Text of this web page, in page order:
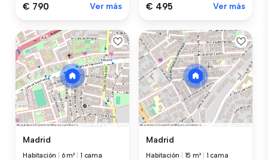
€ 790 Ver más € 495 Ver más
Madrid
Habitación 6 m² 1 cama
Madrid
Habitación 15 m² 1 cama